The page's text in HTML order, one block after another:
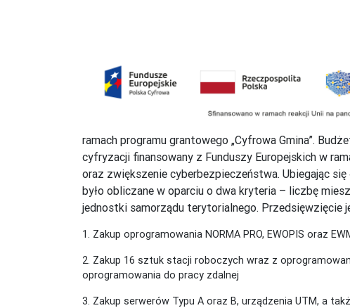
ramach programu grantowego „Cyfrowa Gmina”.
cyfryzacji finansowany z Funduszy Europejskich w
oraz zwiększenie cyberbezpieczeństwa. Ubiegając
było obliczane w oparciu o dwa kryteria – liczbę
jednostki samorządu terytorialnego. Przedsięwzięcie
1. Zakup oprogramowania NORMA PRO, EWOPIS oraz
2. Zakup 16 sztuk stacji roboczych wraz z
oprogramowania do pracy zdalnej
3. Zakup serwerów Typu A oraz B, urządzenia UTM, a